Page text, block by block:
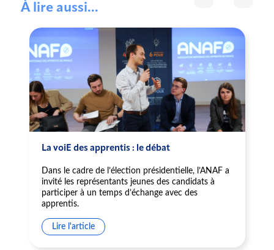
À lire aussi...
La voiE des apprentis : le débat
Dans le cadre de l’élection présidentielle, l’ANAF a
invité les représentants jeunes des candidats à
participer à un temps d’échange avec des
apprentis.
Lire l'article